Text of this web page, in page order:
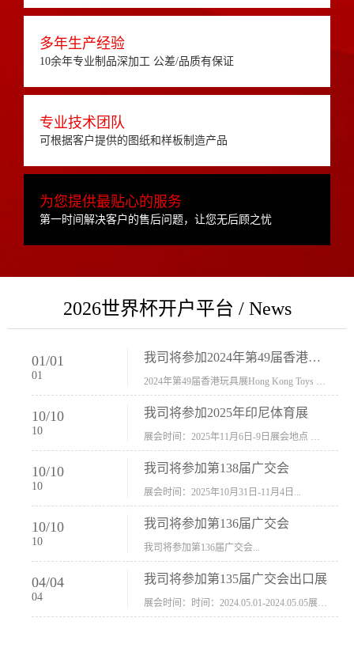
多年生产经验
10余年专业制品深加工 公差/品质有保证
专业技术团队
可根据客户提供的图纸和样板制造产品
为您提供最贴心的服务
第一时间解决客户的售后问题，让您无后顾之忧
2026世界杯开户平台 / News
01/01
01
我司将参加2024年第49届香港玩具展Hong Kong Toys & Games Fair 欢迎新···
10/10
10
我司将参加2025年印尼体育展
10/10
10
我司将参加第138届广交会
展会时间：2025年10月31日-11月4日...
10/10
10
我司将参加第136届广交会
我司将参加第136届广交会...
04/04
04
我司将参加第135届广交会出口展
展会时间：时间：2024.05.01-2024.05.05展会地址：中国进出口商品交易会展馆福建康莱宝公司展位号12.1G37-38、H11-12，浙江康莱宝展位号17.1B23-24、C19-20...